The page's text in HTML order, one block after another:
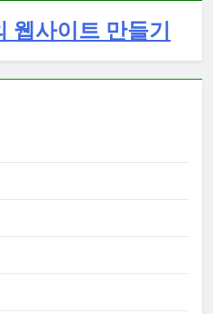
웹사이트 만들기